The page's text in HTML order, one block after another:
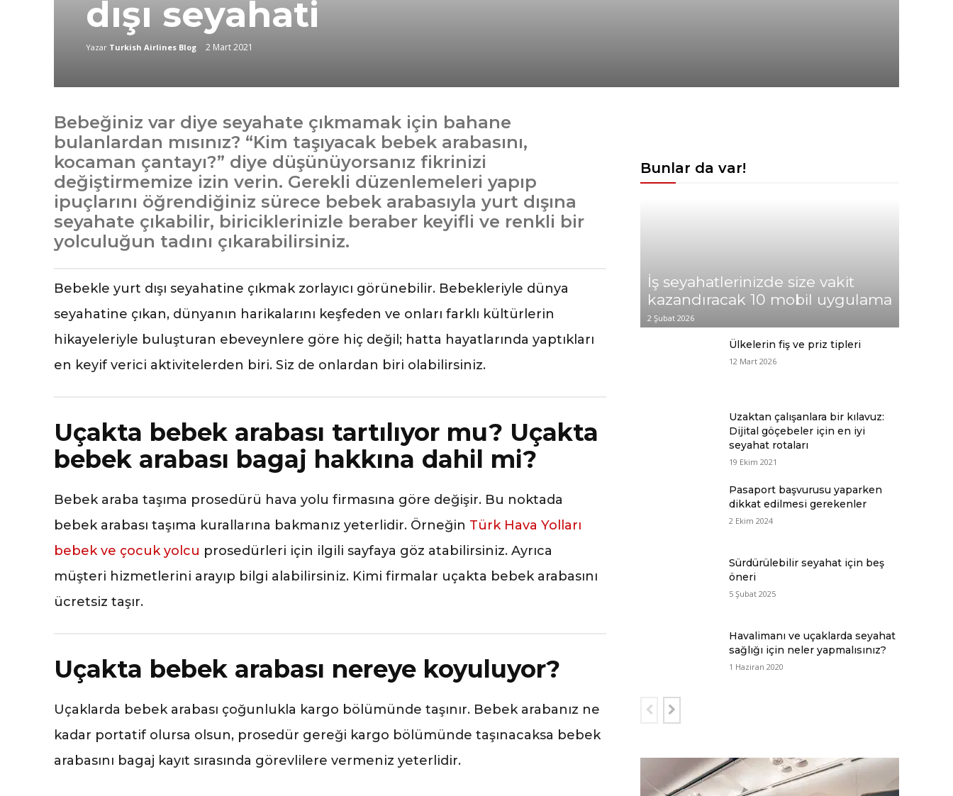
dışı seyahati
Yazar Turkish Airlines Blog 2 Mart 2021
Bebeğiniz var diye seyahate çıkmamak için bahane
bulanlardan mısınız? “Kim taşıyacak bebek arabasını,
kocaman çantayı?” diye düşünüyorsanız fikrinizi
değiştirmemize izin verin. Gerekli düzenlemeleri yapıp
ipuçlarını öğrendiğiniz sürece bebek arabasıyla yurt dışına
seyahate çıkabilir, biriciklerinizle beraber keyifli ve renkli bir
yolculuğun tadını çıkarabilirsiniz.
Bebekle yurt dışı seyahatine çıkmak zorlayıcı görünebilir. Bebekleriyle dünya
seyahatine çıkan, dünyanın harikalarını keşfeden ve onları farklı kültürlerin
hikayeleriyle buluşturan ebeveynlere göre hiç değil; hatta hayatlarında yaptıkları
en keyif verici aktivitelerden biri. Siz de onlardan biri olabilirsiniz.
Uçakta bebek arabası tartılıyor mu? Uçakta
bebek arabası bagaj hakkına dahil mi?
Bebek araba taşıma prosedürü hava yolu firmasına göre değişir. Bu noktada
bebek arabası taşıma kurallarına bakmanız yeterlidir. Örneğin Türk Hava Yolları
bebek ve çocuk yolcu prosedürleri için ilgili sayfaya göz atabilirsiniz. Ayrıca
müşteri hizmetlerini arayıp bilgi alabilirsiniz. Kimi firmalar uçakta bebek arabasını
ücretsiz taşır.
Uçakta bebek arabası nereye koyuluyor?
Uçaklarda bebek arabası çoğunlukla kargo bölümünde taşınır. Bebek arabanız ne
kadar portatif olursa olsun, prosedür gereği kargo bölümünde taşınacaksa bebek
arabasını bagaj kayıt sırasında görevlilere vermeniz yeterlidir.
Bunlar da var!
İş seyahatlerinizde size vakit
kazandıracak 10 mobil uygulama
2 Şubat 2026
Ülkelerin fiş ve priz tipleri
12 Mart 2026
Uzaktan çalışanlara bir kılavuz:
Dijital göçebeler için en iyi
seyahat rotaları
19 Ekim 2021
Pasaport başvurusu yaparken
dikkat edilmesi gerekenler
2 Ekim 2024
Sürdürülebilir seyahat için beş
öneri
5 Şubat 2025
Havalimanı ve uçaklarda seyahat
sağlığı için neler yapmalısınız?
1 Haziran 2020